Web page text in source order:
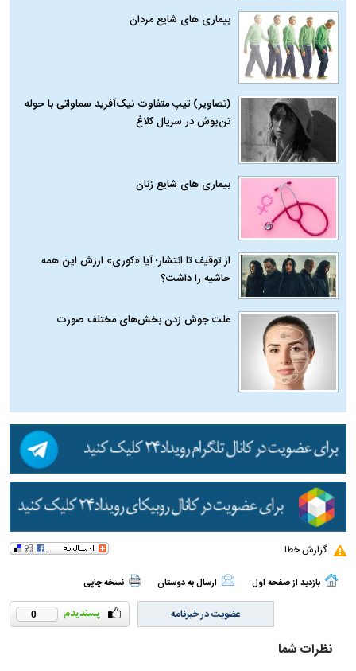
بیماری‌ های شایع مردان
(تصاویر) تیپ متفاوت نیک‌آفرید سماواتی با حوله
تن‌پوش در سریال کلاغ
بیماری‌ های شایع زنان
از توقیف تا انتشار؛ آیا «کوری» ارزش این همه
حاشیه را داشت؟
علت جوش زدن بخش‌های مختلف صورت
گزارش خطا
بازدید از صفحه اول ارسال به دوستان نسخه چاپی
0 عضویت در خبرنامه
نظرات شما